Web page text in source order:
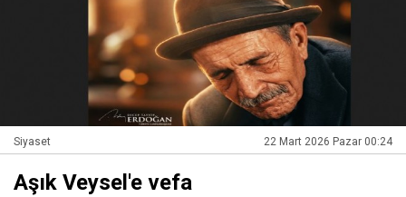
Siyaset 22 Mart 2026 Pazar 00:24
Aşık Veysel'e vefa